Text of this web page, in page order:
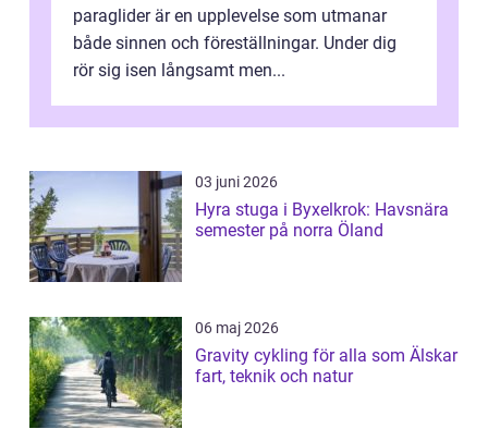
paraglider är en upplevelse som utmanar
både sinnen och föreställningar. Under dig
rör sig isen långsamt men...
03 juni 2026
Hyra stuga i Byxelkrok: Havsnära
semester på norra Öland
06 maj 2026
Gravity cykling för alla som Älskar
fart, teknik och natur